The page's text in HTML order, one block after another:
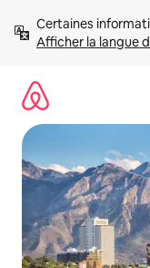
directement
Afficher la langue